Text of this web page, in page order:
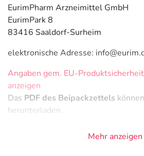
EurimPharm Arzneimittel GmbH
EurimPark 8
83416 Saaldorf-Surheim
elektronische Adresse:
Angaben gem. EU-
anzeigen
Das PDF des Beipackzettels
herunterladen.
Mehr anzeigen